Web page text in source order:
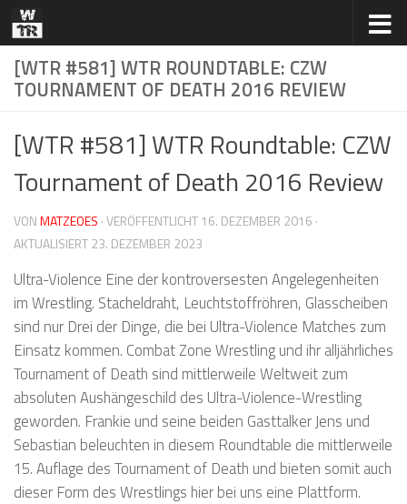
Zum Inhalt springen
[WTR #581] WTR ROUNDTABLE: CZW
TOURNAMENT OF DEATH 2016 REVIEW
[WTR #581] WTR Roundtable: CZW
Tournament of Death 2016 Review
VONMATZEOES · VERÖFFENTLICHT16. DEZEMBER 2016 ·
AKTUALISIERT23. DEZEMBER 2023
Ultra-Violence Eine der kontroversesten Angelegenheiten
im Wrestling. Stacheldraht, Leuchtstoffröhren, Glasscheiben
sind nur Drei der Dinge, die bei Ultra-Violence Matches zum
Einsatz kommen. Combat Zone Wrestling und ihr alljährliches
Tournament of Death sind mittlerweile Weltweit zum
absoluten Aushängeschild des Ultra-Violence-Wrestling
geworden. Frankie und seine beiden Gasttalker Jens und
Sebastian beleuchten in diesem Roundtable die mittlerweile
15. Auflage des Tournament of Death und bieten somit auch
dieser Form des Wrestlings hier bei uns eine Plattform.